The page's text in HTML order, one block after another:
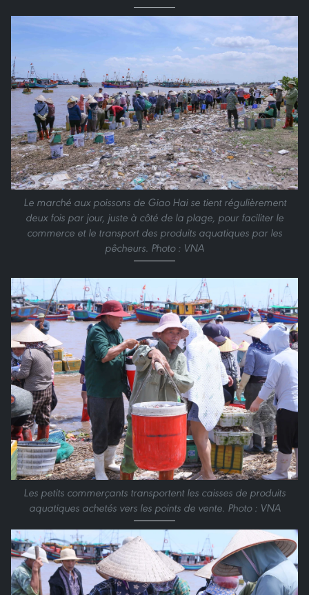
Le marché aux poissons de Giao Hai se tient régulièrement
deux fois par jour, juste à côté de la plage, pour faciliter le
commerce et le transport des produits aquatiques par les
pêcheurs. Photo : VNA
Les petits commerçants transportent les caisses de produits
aquatiques achetés vers les points de vente. Photo : VNA